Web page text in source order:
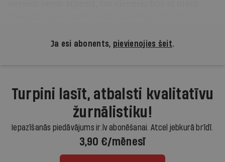
Ja esi abonents, pievienojies šeit.
Turpini lasīt, atbalsti kvalitatīvu
žurnālistiku!
Iepazīšanās piedāvājums ir.lv abonēšanai. Atcel jebkurā brīdī.
3,90 €/mēnesī